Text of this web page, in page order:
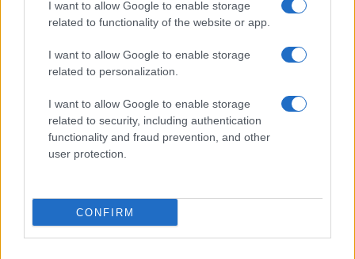
I want to allow Google to enable storage
related to functionality of the website or app.
I want to allow Google to enable storage
related to personalization.
I want to allow Google to enable storage
related to security, including authentication
functionality and fraud prevention, and other
user protection.
CONFIRM
Ključne besede:
leseni mostovi
rekonstrukcija
sanacija
Več iz kraja Slovenj Gradec